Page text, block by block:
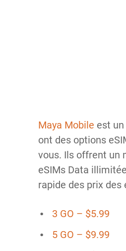
Maya Mobile est
ont des options
vous. Ils offrent un
eSIMs Data
rapide des prix des
3 GO – $5.99
5 GO – $9.99